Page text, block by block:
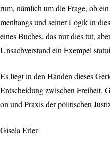
rum, nämlich um die Frage, ob
menhangs und seiner Logik in
eines Buches, das nur dies tut,
Unsachverstand ein Exempel
Es liegt in den Händen dieses
Entscheidung zwischen Freiheit,
on und Praxis der politischen
Gisela Erler